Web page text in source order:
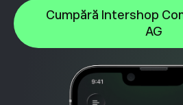
Cumpără Intershop
AG